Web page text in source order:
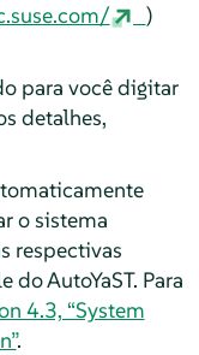
)
para você digitar
detalhes,
o sistema
respectivas
AutoYaST. Para
4.3, “System
.